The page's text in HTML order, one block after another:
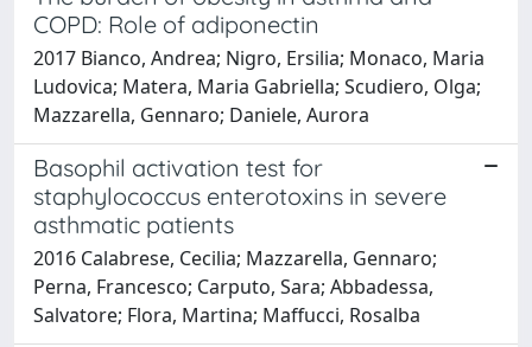
COPD: Role of adiponectin
2017 Bianco, Andrea; Nigro, Ersilia; Monaco, Maria
Ludovica; Matera, Maria Gabriella; Scudiero, Olga;
Mazzarella, Gennaro; Daniele, Aurora
Basophil activation test for
staphylococcus enterotoxins in severe
asthmatic patients
2016 Calabrese, Cecilia; Mazzarella, Gennaro;
Perna, Francesco; Carputo, Sara; Abbadessa,
Salvatore; Flora, Martina; Maffucci, Rosalba